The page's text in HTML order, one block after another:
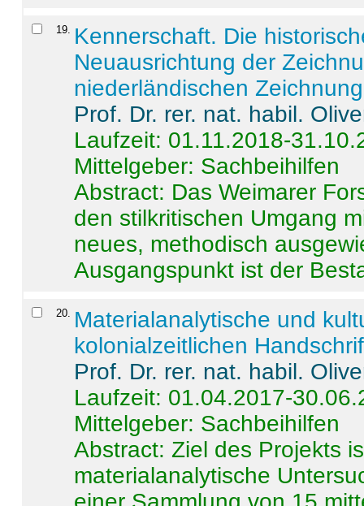
19
Kennerschaft. Die
Neuausrichtung der
niederländischen
Prof. Dr. rer. nat. habil.
Laufzeit: 01.11.2018-
Mittelgeber: Sachbeihilfen
Abstract: Das Weimarer
den stilkritischen Umgang
neues, methodisch
Ausgangspunkt ist der
20
Materialanalytische und
kolonialzeitlichen
Prof. Dr. rer. nat. habil.
Laufzeit: 01.04.2017-
Mittelgeber: Sachbeihilfen
Abstract:Ziel des Projekts
materialanalytische